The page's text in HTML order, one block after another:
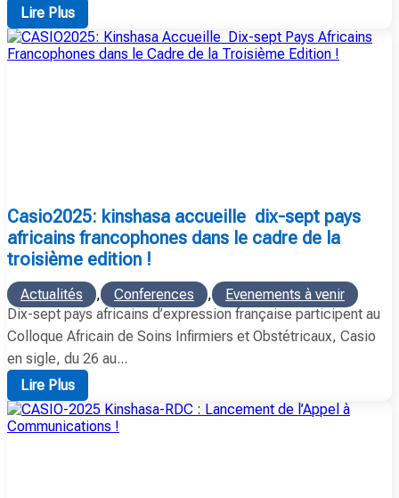
Lire Plus
casio2025: kinshasa accueille dix-sept pays
africains francophones dans le cadre de la
troisième edition !
Actualités , Conferences ,
Evenements à venir
Dix-sept pays africains d’expression française participent au
Colloque Africain de Soins Infirmiers et Obstétricaux, Casio
en sigle, du 26 au...
Lire Plus